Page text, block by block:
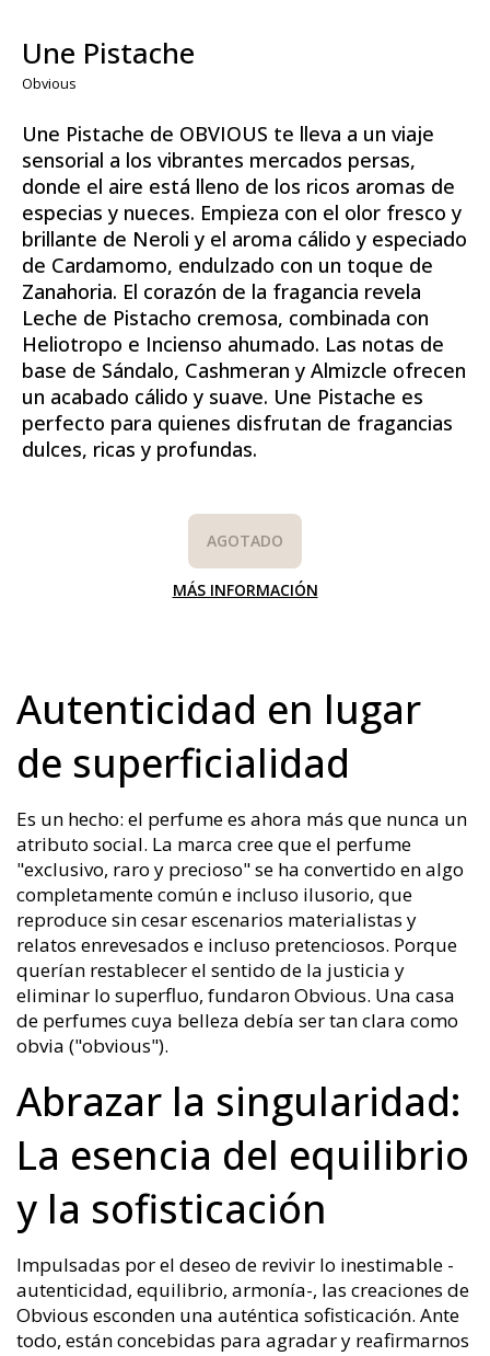
Une Pistache
Obvious
Une Pistache de OBVIOUS te lleva a un viaje
sensorial a los vibrantes mercados persas,
donde el aire está lleno de los ricos aromas de
especias y nueces. Empieza con el olor fresco y
brillante de Neroli y el aroma cálido y especiado
de Cardamomo, endulzado con un toque de
Zanahoria. El corazón de la fragancia revela
Leche de Pistacho cremosa, combinada con
Heliotropo e Incienso ahumado. Las notas de
base de Sándalo, Cashmeran y Almizcle ofrecen
un acabado cálido y suave. Une Pistache es
perfecto para quienes disfrutan de fragancias
dulces, ricas y profundas.
AGOTADO
MÁS INFORMACIÓN
Autenticidad en lugar
de superficialidad
Es un hecho: el perfume es ahora más que nunca un
atributo social. La marca cree que el perfume
"exclusivo, raro y precioso" se ha convertido en algo
completamente común e incluso ilusorio, que
reproduce sin cesar escenarios materialistas y
relatos enrevesados e incluso pretenciosos. Porque
querían restablecer el sentido de la justicia y
eliminar lo superfluo, fundaron Obvious. Una casa
de perfumes cuya belleza debía ser tan clara como
obvia ("obvious").
Abrazar la singularidad:
La esencia del equilibrio
y la sofisticación
Impulsadas por el deseo de revivir lo inestimable -
autenticidad, equilibrio, armonía-, las creaciones de
Obvious esconden una auténtica sofisticación. Ante
todo, están concebidas para agradar y reafirmarnos